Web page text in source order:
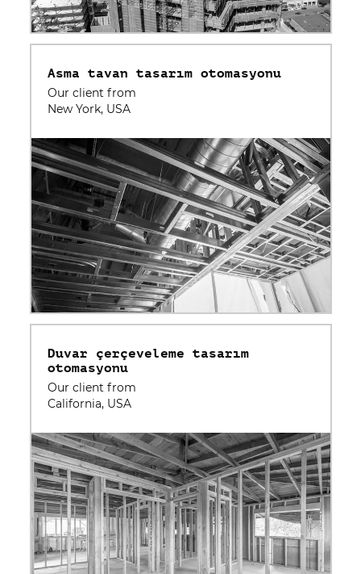
Asma tavan tasarım otomasyonu
Our client from
New York, USA
Duvar çerçeveleme tasarım
otomasyonu
Our client from
California, USA